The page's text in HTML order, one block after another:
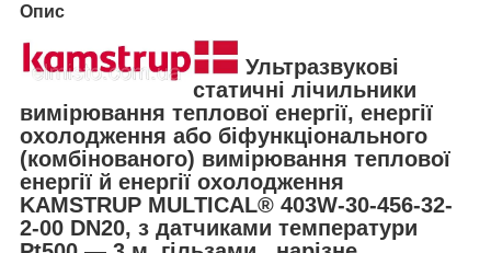
Опис
Ультразвукові
статичні лічильники
вимірювання теплової енергії, енергії
охолодження або біфункціонального
(комбінованого) вимірювання теплової
енергії й енергії охолодження
KAMSTRUP MULTICAL® 403W-30-456-32-
2-00 DN20, з датчиками температури